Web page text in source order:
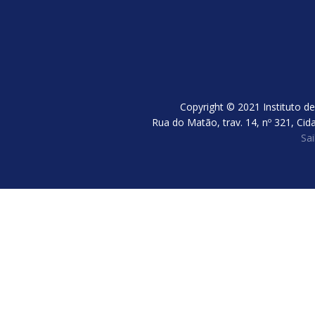
Copyright © 2021 Instituto
Rua do Matão, trav. 14, nº 321,